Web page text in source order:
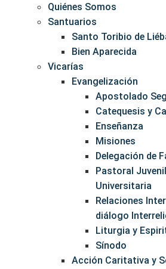
Quiénes Somos
Santuarios
Santo Toribio de
Bien Aparecida
Vicarías
Evangelización
Apostolado
Catequesis y
Enseñanza
Misiones
Delegación de
Pastoral
Universitaria
Relaciones
diálogo
Liturgia y
Sínodo
Acción Caritativa y